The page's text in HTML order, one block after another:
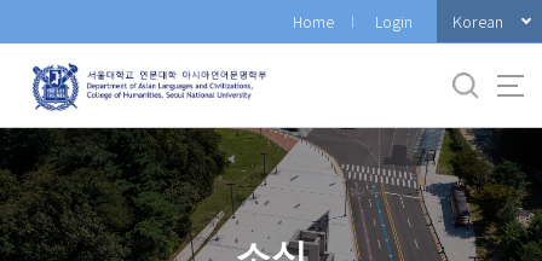
로
메
뉴
Home Login Korean